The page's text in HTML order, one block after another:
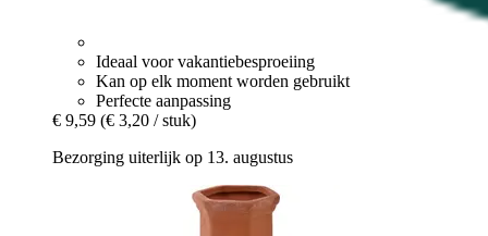
Ideaal voor vakantiebesproeiing
Kan op elk moment worden gebruikt
Perfecte aanpassing
€ 9,59 (€ 3,20 / stuk)
Bezorging uiterlijk op 13. augustus